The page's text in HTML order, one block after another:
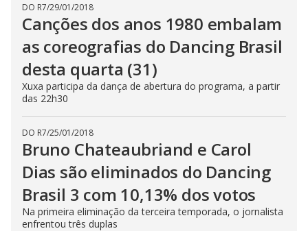
DO R7/29/01/2018
Canções dos anos 1980 embalam
as coreografias do Dancing Brasil
desta quarta (31)
Xuxa participa da dança de abertura do programa, a partir
das 22h30
DO R7/25/01/2018
Bruno Chateaubriand e Carol
Dias são eliminados do Dancing
Brasil 3 com 10,13% dos votos
Na primeira eliminação da terceira temporada, o jornalista
enfrentou três duplas